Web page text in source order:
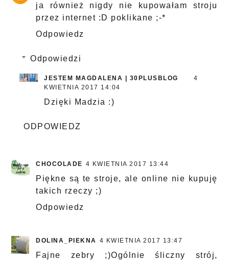
ja również nigdy nie kupowałam stroju
przez internet :D poklikane ;-*
Odpowiedz
Odpowiedzi
JESTEM MAGDALENA | 30PLUSBLOG
4
KWIETNIA 2017 14:04
Dzięki Madzia :)
ODPOWIEDZ
CHOCOLADE 4 KWIETNIA 2017 13:44
Piękne są te stroje, ale online nie kupuję
takich rzeczy ;)
Odpowiedz
DOLINA_PIEKNA 4 KWIETNIA 2017 13:47
Fajne zebry ;)Ogólnie śliczny strój,